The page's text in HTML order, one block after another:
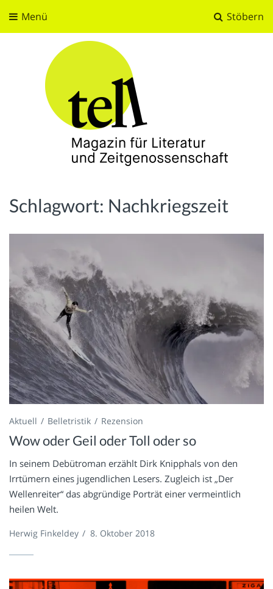
Stöbern
Menü
Schlagwort: Nachkriegszeit
Aktuell Belletristik Rezension
Wow oder Geil oder Toll oder so
In seinem Debütroman erzählt Dirk Knipphals von den
Irrtümern eines jugendlichen Lesers. Zugleich ist „Der
Wellenreiter“ das abgründige Porträt einer vermeintlich
heilen Welt.
Herwig Finkeldey / 8. Oktober 2018